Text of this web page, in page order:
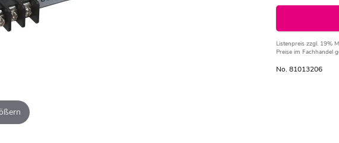
Listenpreis zzgl. 19%
Preise im Fachhandel
No. 81013206